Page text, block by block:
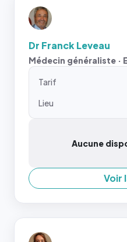
Dr Franck Leveau
Médecin généraliste ·
Tarif
Lieu
Aucune
Voir